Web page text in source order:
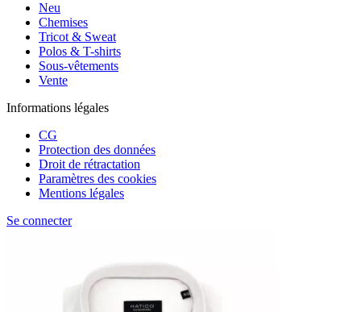
Neu
Chemises
Tricot & Sweat
Polos & T-shirts
Sous-vêtements
Vente
Informations légales
CG
Protection des données
Droit de rétractation
Paramètres des cookies
Mentions légales
Se connecter